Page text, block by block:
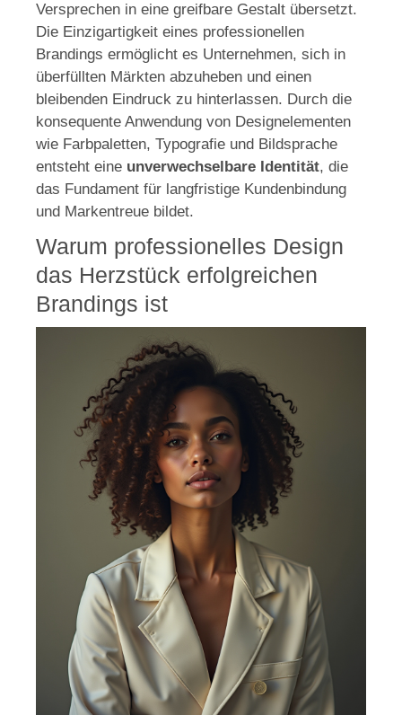
Versprechen in eine greifbare Gestalt übersetzt.
Die Einzigartigkeit eines professionellen
Brandings ermöglicht es Unternehmen, sich in
überfüllten Märkten abzuheben und einen
bleibenden Eindruck zu hinterlassen. Durch die
konsequente Anwendung von Designelementen
wie Farbpaletten, Typografie und Bildsprache
entsteht eine unverwechselbare Identität, die
das Fundament für langfristige Kundenbindung
und Markentreue bildet.
Warum professionelles Design
das Herzstück erfolgreichen
Brandings ist